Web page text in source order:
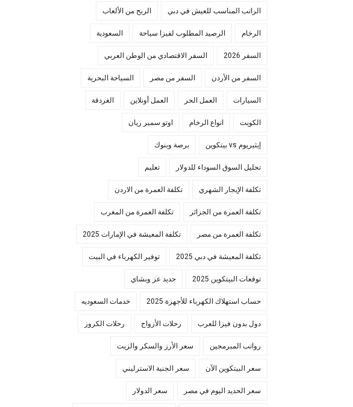
الراتب المناسب للعيش في دبي الربح من الألعاب
الرخام الرصيد المطلوب لفيزا سياحة السعودية
السفر 2026 السفر الاقتصادي من الوطن العربي
السفر من الأردن السفر من مصر السياحة البحرية
السيارات العمل الحر العمل أونلاين الغردقة
الكويت انواع الرخام اوتو سمير ريان
إيثيريوم vs بيتكوين برصة وبنوك
تحليل السوق السوداء للدولار تعليم
تكلفة الإيجار الشهري تكلفة العمرة من الاردن
تكلفة العمرة من الجزائر تكلفة العمرة من المغرب
تكلفة العمرة من مصر تكلفة المعيشة في الإمارات 2025
تكلفة المعيشة في دبي 2025 توفير الكهرباء في البيت
توقعات البيتكوين 2025 حديد عز وبشاي
حساب استهلاك الكهرباء للأجهزة 2025 خدمات السعوديه
دول بدون فيزا للعرب رحلات الأزواج رحلات الكروز
رواتب المبرمجين سعر الأرز والسكر والزيت
سعر البيتكوين الآن سعر الجنية الاسترليني
سعر الحديد اليوم في مصر سعر الدولار